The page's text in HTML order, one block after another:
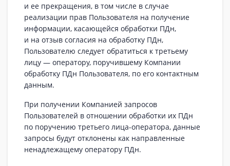
и ее прекращения, в том числе в случае
реализации прав Пользователя на получение
информации, касающейся обработки ПДн,
и на отзыв согласия на обработку ПДн,
Пользователю следует обратиться к третьему
лицу — оператору, поручившему Компании
обработку ПДн Пользователя, по его контактным
данным.
При получении Компанией запросов
Пользователей в отношении обработки их ПДн
по поручению третьего лица-оператора, данные
запросы будут отклонены как направленные
ненадлежащему оператору ПДн.